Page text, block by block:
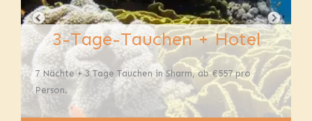
3-Tage-Tauchen + Hotel
7 Nächte + 3 Tage Tauchen in Sharm, ab €557 pro
Person.